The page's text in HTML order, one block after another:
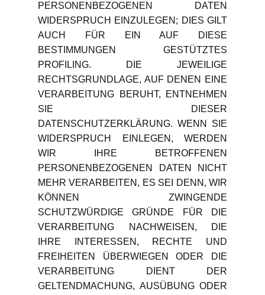
PERSONENBEZOGENEN DATEN
WIDERSPRUCH EINZULEGEN; DIES GILT
AUCH FÜR EIN AUF DIESE
BESTIMMUNGEN GESTÜTZTES
PROFILING. DIE JEWEILIGE
RECHTSGRUNDLAGE, AUF DENEN EINE
VERARBEITUNG BERUHT, ENTNEHMEN
SIE DIESER
DATENSCHUTZERKLÄRUNG. WENN SIE
WIDERSPRUCH EINLEGEN, WERDEN
WIR IHRE BETROFFENEN
PERSONENBEZOGENEN DATEN NICHT
MEHR VERARBEITEN, ES SEI DENN, WIR
KÖNNEN ZWINGENDE
SCHUTZWÜRDIGE GRÜNDE FÜR DIE
VERARBEITUNG NACHWEISEN, DIE
IHRE INTERESSEN, RECHTE UND
FREIHEITEN ÜBERWIEGEN ODER DIE
VERARBEITUNG DIENT DER
GELTENDMACHUNG, AUSÜBUNG ODER